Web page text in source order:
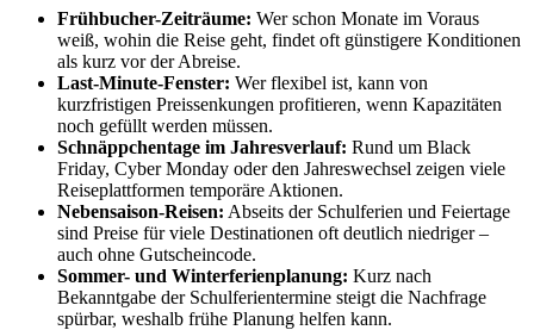
Frühbucher-Zeiträume: Wer schon Monate im Voraus
weiß, wohin die Reise geht, findet oft günstigere Konditionen
als kurz vor der Abreise.
Last-Minute-Fenster: Wer flexibel ist, kann von
kurzfristigen Preissenkungen profitieren, wenn Kapazitäten
noch gefüllt werden müssen.
Schnäppchentage im Jahresverlauf: Rund um Black
Friday, Cyber Monday oder den Jahreswechsel zeigen viele
Reiseplattformen temporäre Aktionen.
Nebensaison-Reisen: Abseits der Schulferien und Feiertage
sind Preise für viele Destinationen oft deutlich niedriger –
auch ohne Gutscheincode.
Sommer- und Winterferienplanung: Kurz nach
Bekanntgabe der Schulferientermine steigt die Nachfrage
spürbar, weshalb frühe Planung helfen kann.